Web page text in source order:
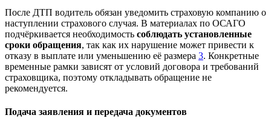
После ДТП водитель обязан уведомить страховую компанию о
наступлении страхового случая. В материалах по ОСАГО
подчёркивается необходимость соблюдать установленные
сроки обращения, так как их нарушение может привести к
отказу в выплате или уменьшению её размера 3. Конкретные
временные рамки зависят от условий договора и требований
страховщика, поэтому откладывать обращение не
рекомендуется.
Подача заявления и передача документов